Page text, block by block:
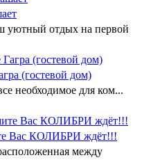
уютный отдых на первой
(гостевой дом)
необходимое для ком...
Вас КОЛИБРИ ждёт!!!
между